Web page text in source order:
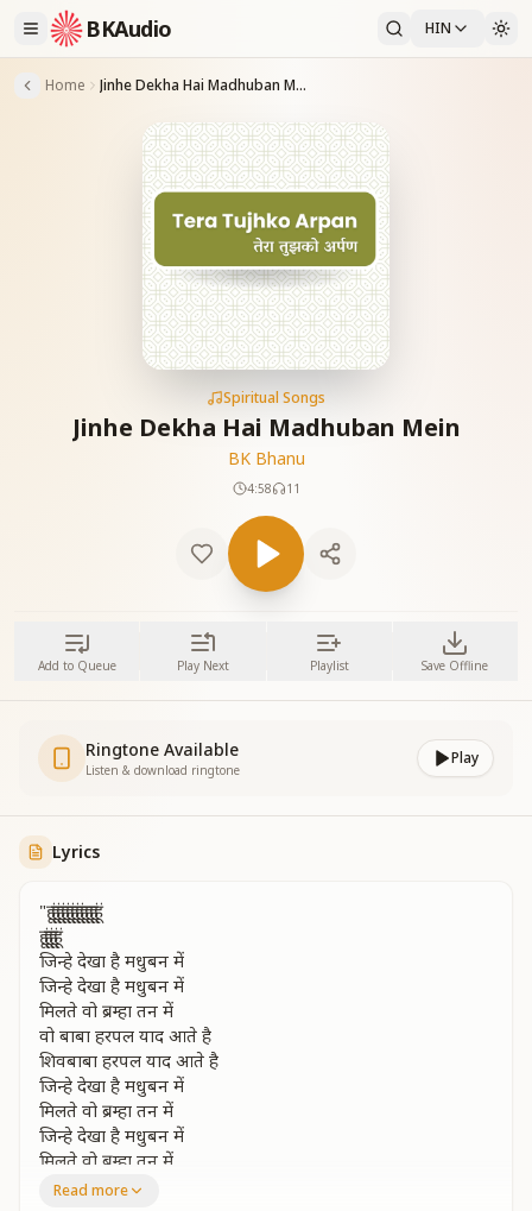
BKAudio HIN
Home Jinhe Dekha Hai Madhuban Mein
Spiritual Songs
Jinhe Dekha Hai Madhuban Mein
BK Bhanu
4:58 11
Add to Queue Play Next Playlist Save Offline
Ringtone Available
Listen & download ringtone
Play
Lyrics
"हूं हूं हूं हूं हूं हूं हूं हू हू हूं हूं
हूं हूं हूं हूं
जिन्हे देखा है मधुबन में
जिन्हे देखा है मधुबन में
मिलते वो ब्रम्हा तन में
वो बाबा हरपल याद आते है
शिवबाबा हरपल याद आते है
जिन्हे देखा है मधुबन में
मिलते वो ब्रम्हा तन में
जिन्हे देखा है मधुबन में
मिलते वो ब्रम्हा तन में
वो बाबा हरपल याद आते है
Read more